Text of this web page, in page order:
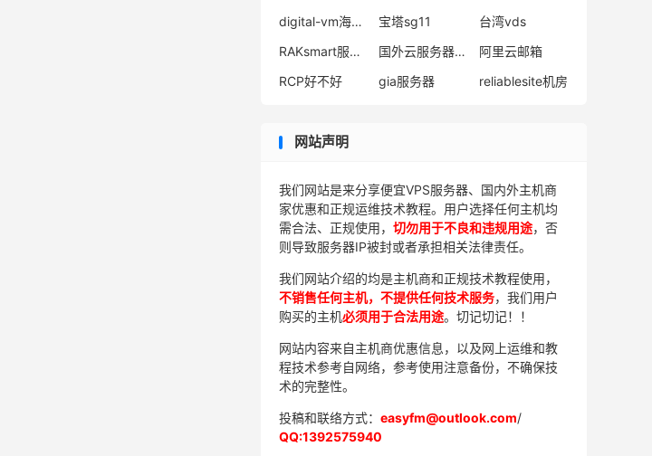
digital-vm海外vps
宝塔sg11
台湾vds
RAKsmart服务器怎么样
国外云服务器推荐
阿里云邮箱
RCP好不好
gia服务器 reliablesite机房
网站声明
我们网站是来分享便宜VPS服务器、国内外主机商
家优惠和正规运维技术教程。用户选择任何主机均
需合法、正规使用， 切勿用于不良和违规用途，否
则导致服务器IP被封或者承担相关法律责任。
我们网站介绍的均是主机商和正规技术教程使用，
不销售任何主机，不提供任何技术服务，我们用户
购买的主机必须用于合法用途。切记切记！！
网站内容来自主机商优惠信息，以及网上运维和教
程技术参考自网络，参考使用注意备份，不确保技
术的完整性。
投稿和联络方式： easyfm@outlook.com/
QQ:1392575940